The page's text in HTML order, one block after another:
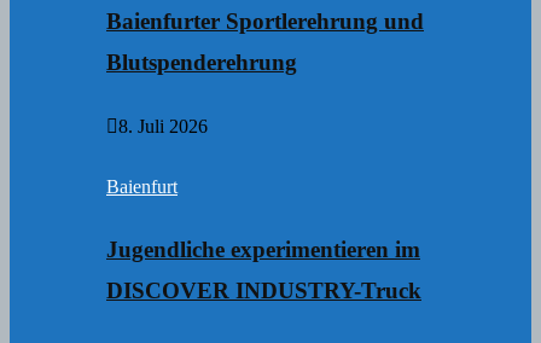
Baienfurter Sportlerehrung und
Blutspenderehrung
8. Juli 2026
Baienfurt
Jugendliche experimentieren im
DISCOVER INDUSTRY-Truck